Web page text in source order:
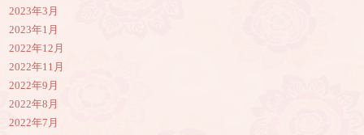
2023年3月
2023年1月
2022年12月
2022年11月
2022年9月
2022年8月
2022年7月